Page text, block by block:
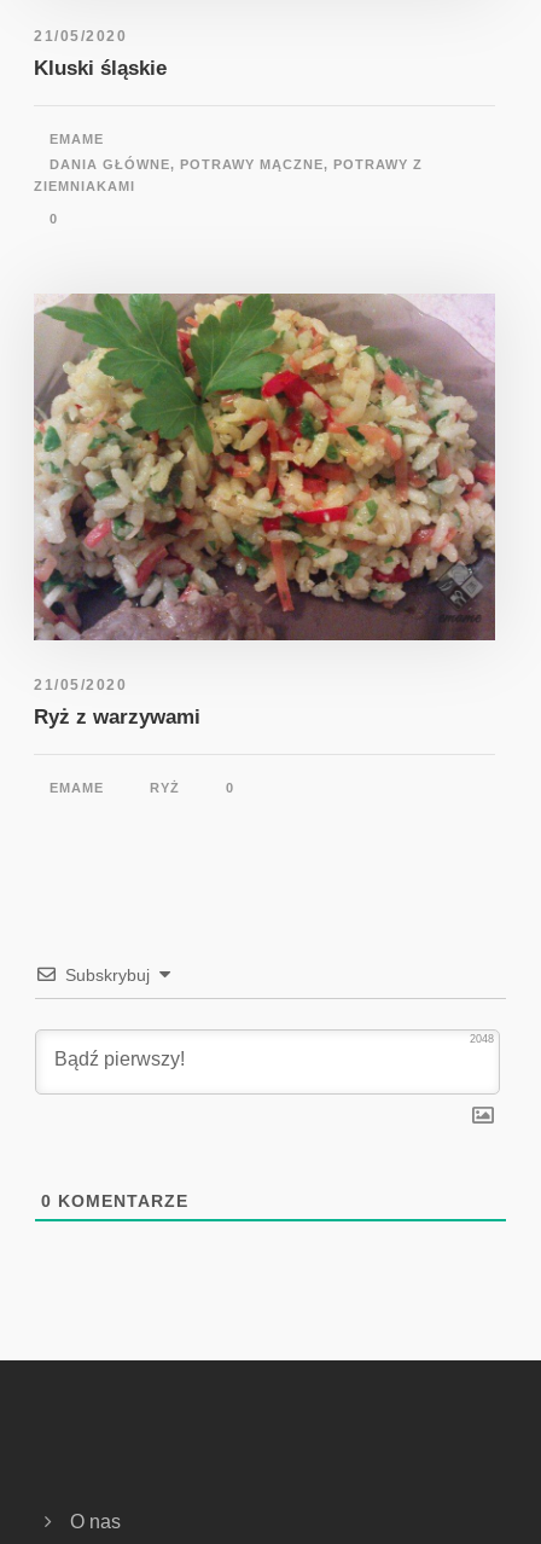
21/05/2020
Kluski śląskie
EMAME
DANIA GŁÓWNE, POTRAWY MĄCZNE, POTRAWY Z
ZIEMNIAKAMI
0
21/05/2020
Ryż z warzywami
EMAME RYŻ 0
Subskrybuj
2048
0 KOMENTARZE
O nas